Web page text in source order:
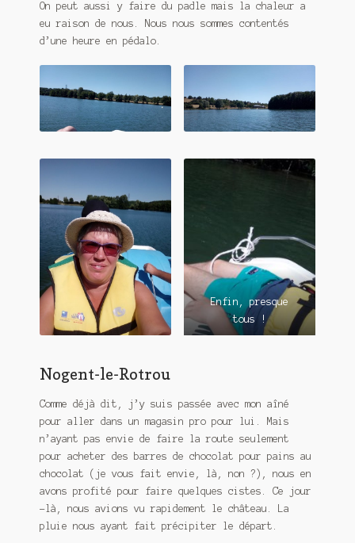
Sauver ou périr
Une baffe et ça repart
On peut aussi y faire du padle mais la chaleur a
eu raison de nous. Nous nous sommes contentés
d’une heure en pédalo.
Enfin, presque
tous !
Nogent-le-Rotrou
Comme déjà dit, j’y suis passée avec mon aîné
pour aller dans un magasin pro pour lui. Mais
n’ayant pas envie de faire la route seulement
pour acheter des barres de chocolat pour pains au
chocolat (je vous fait envie, là, non ?), nous en
avons profité pour faire quelques cistes. Ce jour
-là, nous avions vu rapidement le château. La
pluie nous ayant fait précipiter le départ.